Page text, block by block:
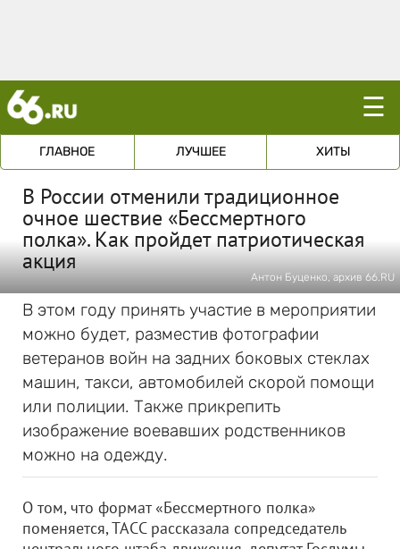
☰
ГЛАВНОЕ ЛУЧШЕЕ ХИТЫ
В России отменили традиционное
очное шествие «Бессмертного
полка». Как пройдет патриотическая
акция
Антон Буценко, архив 66.RU
В этом году принять участие в мероприятии
можно будет, разместив фотографии
ветеранов войн на задних боковых стеклах
машин, такси, автомобилей скорой помощи
или полиции. Также прикрепить
изображение воевавших родственников
можно на одежду.
О том, что формат «Бессмертного полка»
поменяется, ТАСС рассказала сопредседатель